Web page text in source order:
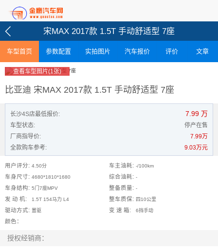
宋MAX 2017款 1.5T 手动舒适型 7座
车型首页 参数配置 实拍图片 汽车报价 评价 文章
查看车型图片(1张)
比亚迪 宋MAX 2017款 1.5T 手动舒适型 7座
长沙4S店最低报价: 7.99 万
车型状态:
停产在售
厂商指导价:
7.99万
全款购车参考:
9.03万元
用户评分: 4.50分 车主油耗: -/100km
车身尺寸: 4680*1810*1680 综合油耗: -
车身结构: 5门7座MPV 整备质量: -
发 动 机: 1.5T 154马力 L4 整车质保: 四10公里
驱动方式: 置驱 变 速 箱: 6挡手动
颜色：
授权经销商：